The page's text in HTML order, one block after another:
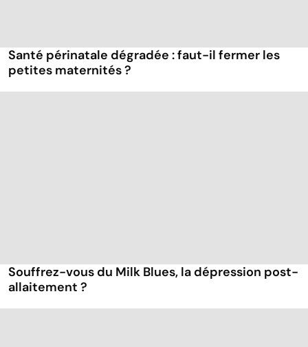
Santé périnatale dégradée : faut-il fermer les
petites maternités ?
Souffrez-vous du Milk Blues, la dépression post-
allaitement ?